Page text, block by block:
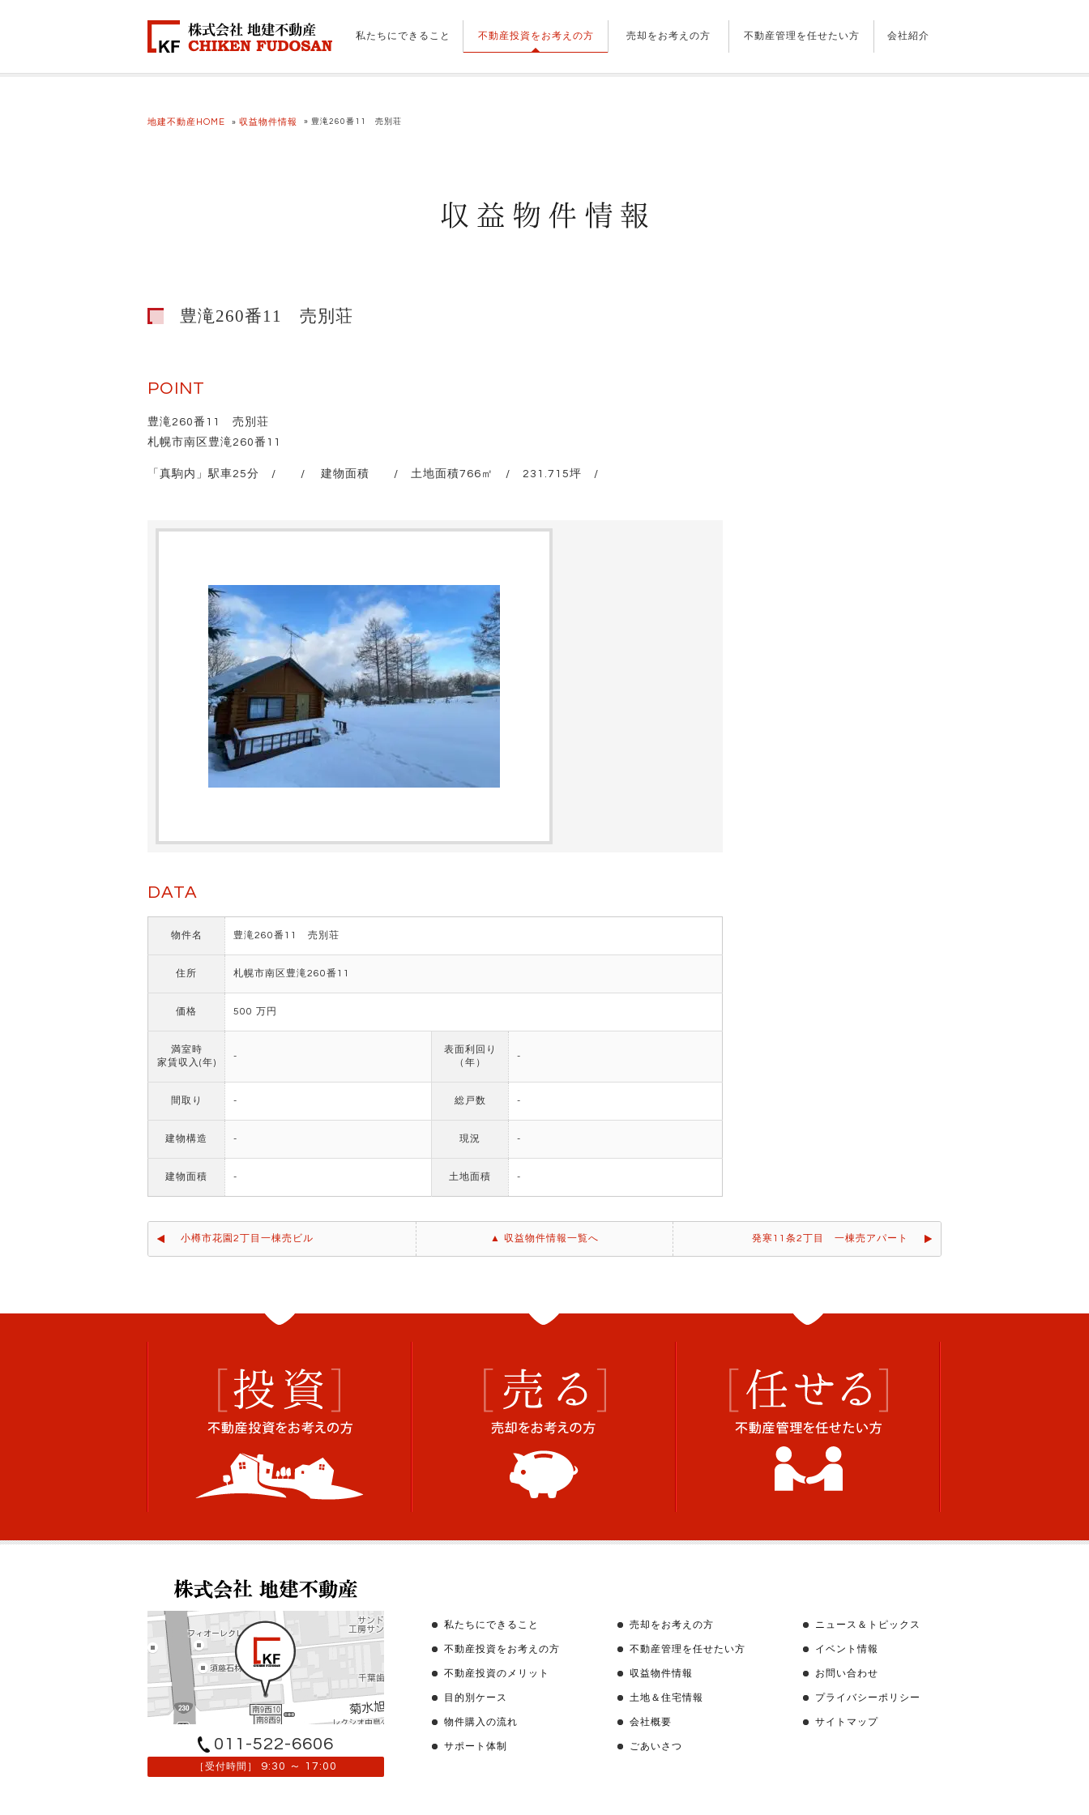
私たちにできること 不動産投資をお考えの方 売却をお考えの方 不動産管理を任せたい方 会社紹介
地建不動産HOME » 収益物件情報 » 豊滝260番11 売別荘
豊滝260番11 売別荘
POINT
豊滝260番11 売別荘
札幌市南区豊滝260番11
「真駒内」駅車25分 / / 建物面積 / 土地面積766㎡ / 231.715坪 /
DATA
物件名 豊滝260番11 売別荘
住所 札幌市南区豊滝260番11
価格 500 万円
満室時
家賃収入(年)
-
表面利回り
（年）
-
間取り - 総戸数 -
建物構造 - 現況 -
建物面積 - 土地面積 -
小樽市花園2丁目一棟売ビル ▲ 収益物件情報一覧へ 発寒11条2丁目 一棟売アパート
011-522-6606
［受付時間］ 9:30 ～ 17:00
私たちにできること
不動産投資をお考えの方
不動産投資のメリット
目的別ケース
物件購入の流れ
サポート体制
売却をお考えの方
不動産管理を任せたい方
収益物件情報
土地＆住宅情報
会社概要
ごあいさつ
ニュース＆トピックス
イベント情報
お問い合わせ
プライバシーポリシー
サイトマップ